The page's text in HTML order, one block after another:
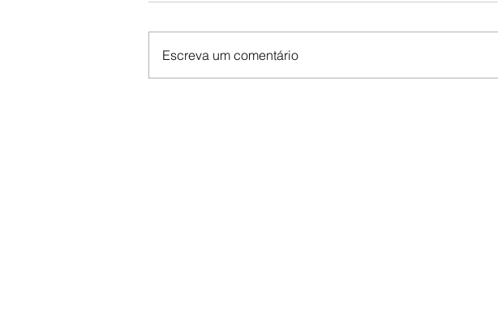
Escreva um comentário